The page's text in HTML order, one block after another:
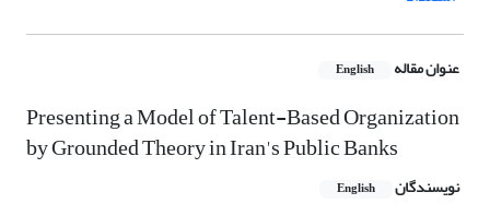
عنوان مقاله English
Presenting a Model of Talent-Based Organization
by Grounded Theory in Iran's Public Banks
نویسندگان English